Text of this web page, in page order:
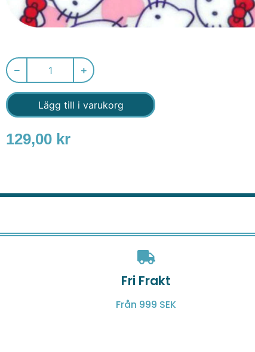
Lägg till i varukorg
129,00 kr
Fri Frakt
Från 999 SEK